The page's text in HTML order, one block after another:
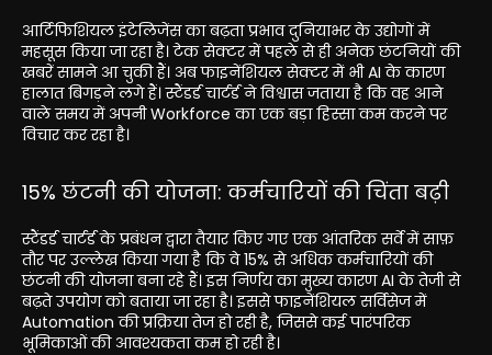
आर्टिफिशियल इंटेलिजेंस का बढ़ता प्रभाव दुनियाभर के उद्योगों में
महसूस किया जा रहा है। टेक सेक्टर में पहले से ही अनेक छंटनियों की
खबरें सामने आ चुकी हैं। अब फाइनेंशियल सेक्टर में भी AI के कारण
हालात बिगड़ने लगे हैं। स्टैंडर्ड चार्टर्ड ने विश्वास जताया है कि वह आने
वाले समय में अपनी Workforce का एक बड़ा हिस्सा कम करने पर
विचार कर रहा है।
15% छंटनी की योजना: कर्मचारियों की चिंता बढ़ी
स्टैंडर्ड चार्टर्ड के प्रबंधन द्वारा तैयार किए गए एक आंतरिक सर्वे में साफ़
तौर पर उल्लेख किया गया है कि वे 15% से अधिक कर्मचारियों की
छंटनी की योजना बना रहे हैं। इस निर्णय का मुख्य कारण AI के तेजी से
बढ़ते उपयोग को बताया जा रहा है। इससे फाइनेंशियल सर्विसेज में
Automation की प्रक्रिया तेज हो रही है, जिससे कई पारंपरिक
भूमिकाओं की आवश्यकता कम हो रही है।